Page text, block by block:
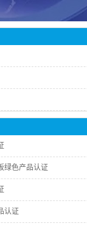
绿色产品认证
认证